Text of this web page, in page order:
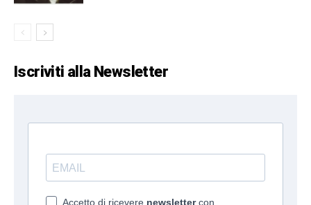
Iscriviti alla Newsletter